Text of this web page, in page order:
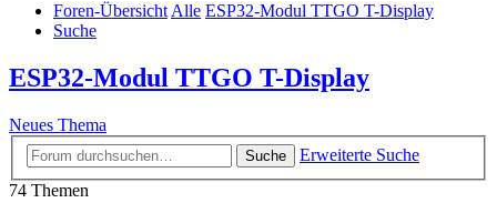
Foren-ÜbersichtAlle ESP32-Modul TTGO T-Display
Suche
ESP32-Modul TTGO T-Display
Neues Thema
Suche
Erweiterte Suche
74 Themen